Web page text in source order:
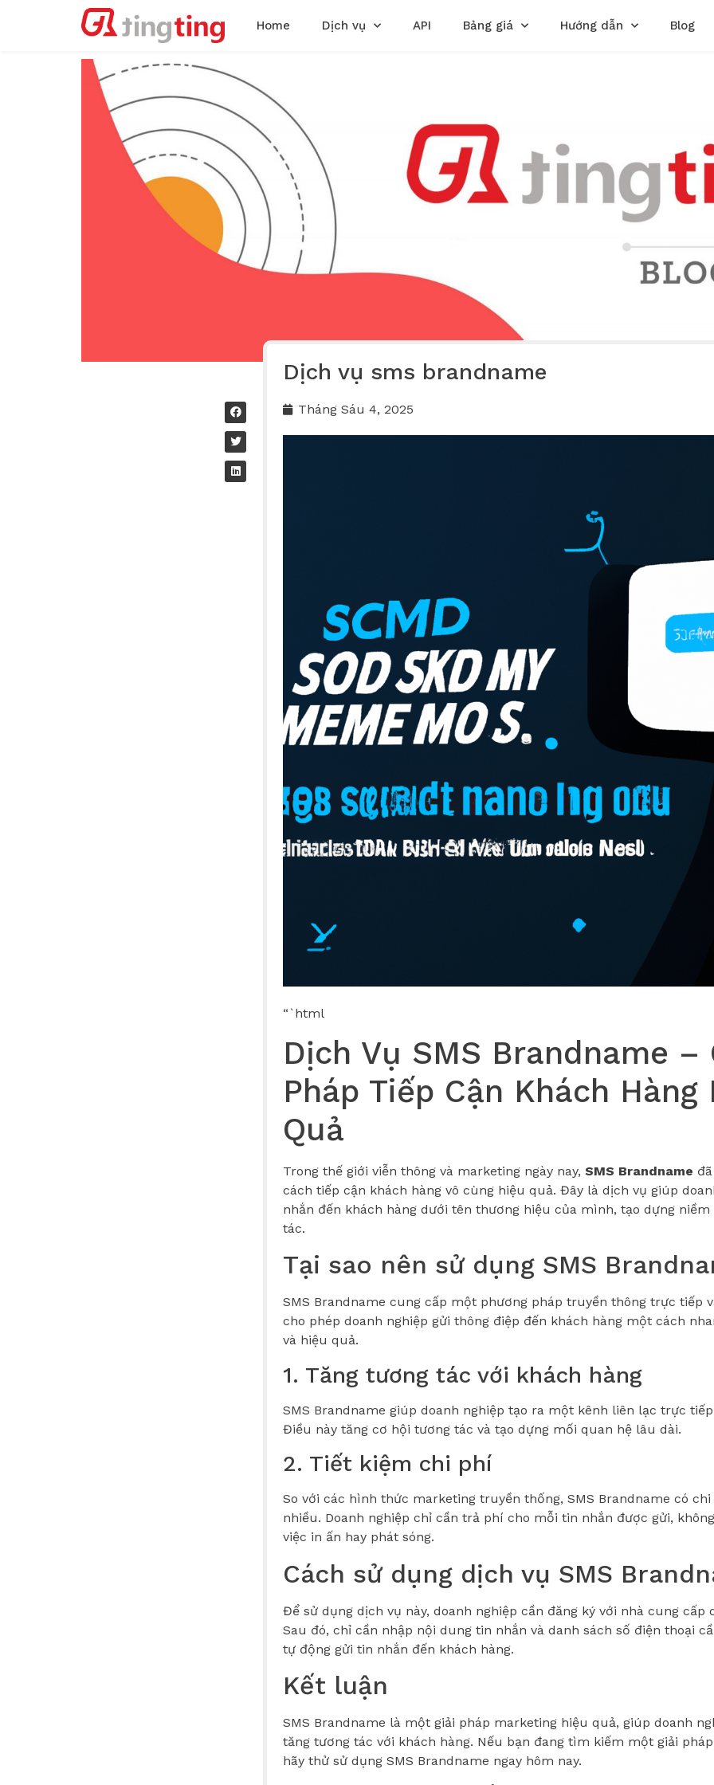
Home Dịch vụ API Bảng giá Hướng dẫn Blog
Dịch vụ sms brandname
Tháng Sáu 4, 2025
“`html
Dịch Vụ SMS Brandname –
Pháp Tiếp Cận Khách Hàng
Quả
Trong thế giới viễn thông và marketing ngày nay, SMS Brandname
cách tiếp cận khách hàng vô cùng hiệu quả. Đây là dịch vụ giúp
nhắn đến khách hàng dưới tên thương hiệu của mình, tạo dựng
tác.
Tại sao nên sử dụng SMS
SMS Brandname cung cấp một phương pháp truyền thông trực tiếp
cho phép doanh nghiệp gửi thông điệp đến khách hàng một cách
và hiệu quả.
1. Tăng tương tác với khách hàng
SMS Brandname giúp doanh nghiệp tạo ra một kênh liên lạc trực
Điều này tăng cơ hội tương tác và tạo dựng mối quan hệ lâu dài.
2. Tiết kiệm chi phí
So với các hình thức marketing truyền thống, SMS Brandname có
nhiều. Doanh nghiệp chỉ cần trả phí cho mỗi tin nhắn được gửi,
việc in ấn hay phát sóng.
Cách sử dụng dịch vụ SMS
Để sử dụng dịch vụ này, doanh nghiệp cần đăng ký với nhà cung cấp
Sau đó, chỉ cần nhập nội dung tin nhắn và danh sách số điện thoại
tự động gửi tin nhắn đến khách hàng.
Kết luận
SMS Brandname là một giải pháp marketing hiệu quả, giúp doanh
tăng tương tác với khách hàng. Nếu bạn đang tìm kiếm một giải
hãy thử sử dụng SMS Brandname ngay hôm nay.